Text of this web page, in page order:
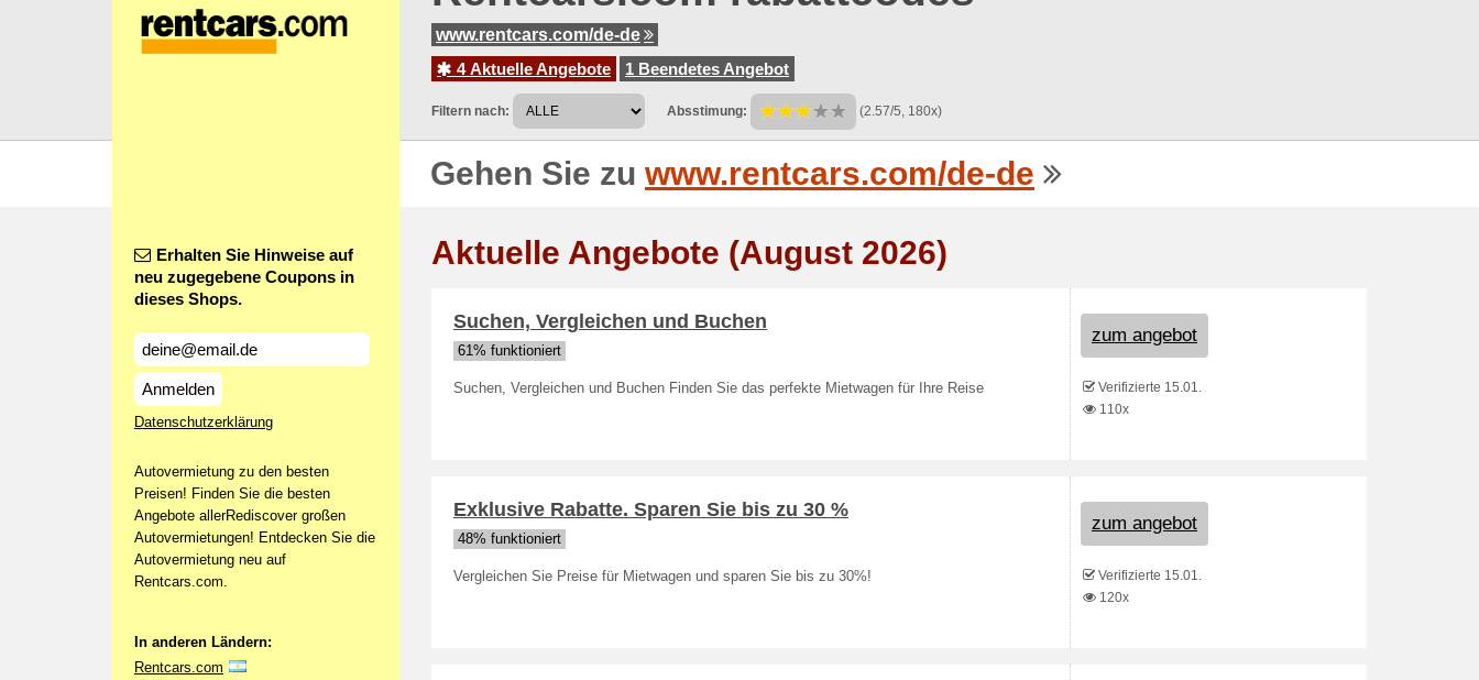
www.rentcars.com/de-de
4 Aktuelle Angebote
1 Beendetes Angebot
Filtern nach: Absstimung: (2.57/5, 180x)
Gehen Sie zu www.rentcars.com/de-de
Erhalten Sie Hinweise auf
neu zugegebene Coupons in
dieses Shops.
Anmelden
Datenschutzerklärung
Autovermietung zu den besten
Preisen! Finden Sie die besten
Angebote allerRediscover großen
Autovermietungen! Entdecken Sie die
Autovermietung neu auf
Rentcars.com.
In anderen Ländern:
Rentcars.com
Aktuelle Angebote (August 2026)
Suchen, Vergleichen und Buchen
61% funktioniert
Suchen, Vergleichen und Buchen Finden Sie das perfekte Mietwagen für Ihre Reise
zum angebot
Verifizierte 15.01.
110x
Exklusive Rabatte. Sparen Sie bis zu 30 %
48% funktioniert
Vergleichen Sie Preise für Mietwagen und sparen Sie bis zu 30%!
zum angebot
Verifizierte 15.01.
120x